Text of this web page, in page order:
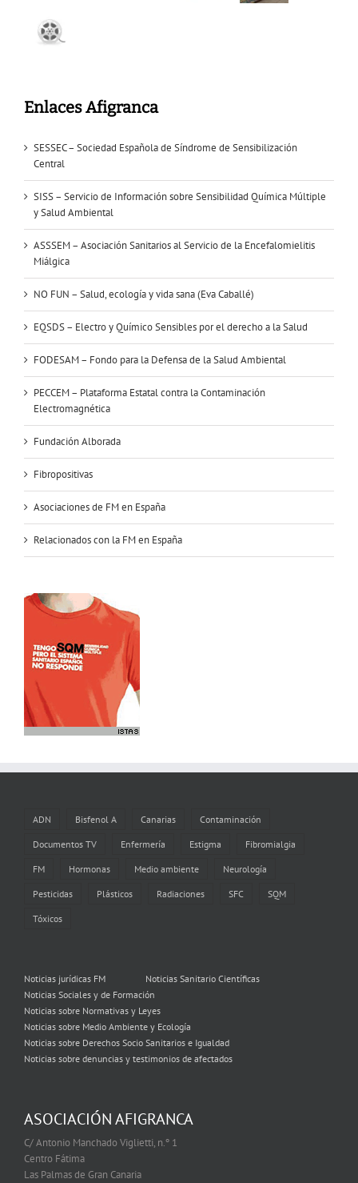
Enlaces Afigranca
SESSEC – Sociedad Española de Síndrome de Sensibilización
Central
SISS – Servicio de Información sobre Sensibilidad Química Múltiple
y Salud Ambiental
ASSSEM – Asociación Sanitarios al Servicio de la Encefalomielitis
Miálgica
NO FUN – Salud, ecología y vida sana (Eva Caballé)
EQSDS – Electro y Químico Sensibles por el derecho a la Salud
FODESAM – Fondo para la Defensa de la Salud Ambiental
PECCEM – Plataforma Estatal contra la Contaminación
Electromagnética
Fundación Alborada
Fibropositivas
Asociaciones de FM en España
Relacionados con la FM en España
ADN Bisfenol A Canarias Contaminación
Documentos TV Enfermería Estigma Fibromialgia
FM Hormonas Medio ambiente Neurología
Pesticidas Plásticos Radiaciones SFC SQM
Tóxicos
Noticias jurídicas FM
Noticias Sanitario Científicas
Noticias Sociales y de Formación
Noticias sobre Normativas y Leyes
Noticias sobre Medio Ambiente y Ecología
Noticias sobre Derechos Socio Sanitarios e Igualdad
Noticias sobre denuncias y testimonios de afectados
ASOCIACIÓN AFIGRANCA
C/ Antonio Manchado Viglietti, n.º 1
Centro Fátima
Las Palmas de Gran Canaria